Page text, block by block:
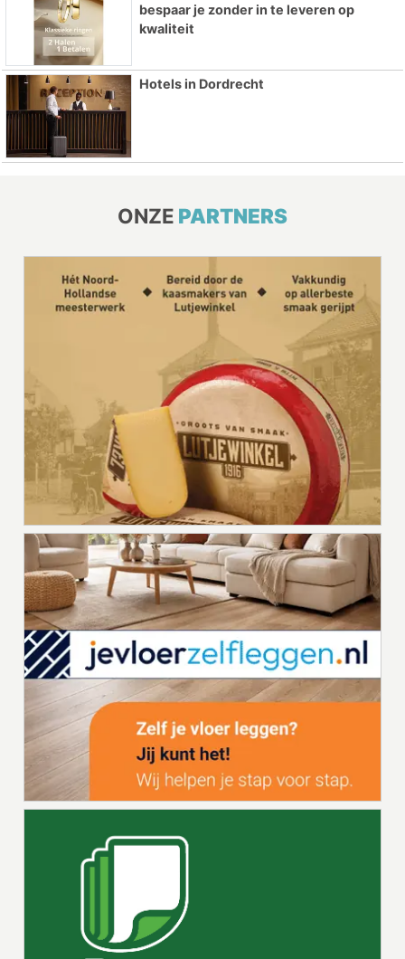
bespaar je zonder in te leveren op
kwaliteit
Hotels in Dordrecht
ONZE PARTNERS